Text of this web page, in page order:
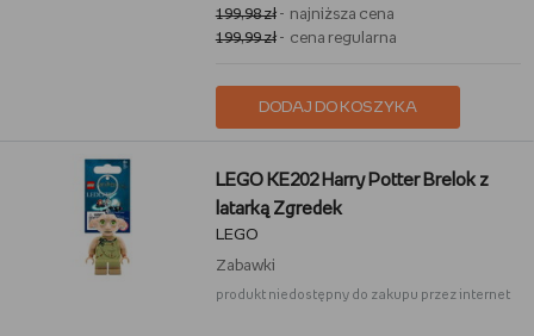
199,98 zł- najniższa cena
199,99 zł- cena regularna
DODAJ DO KOSZYKA
LEGO KE202 Harry Potter Brelok z
latarką Zgredek
LEGO
Zabawki
produkt niedostępny do zakupu przez internet